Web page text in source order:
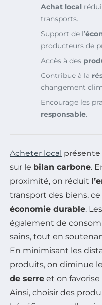
Achat local
transports.
Support de l’
producteurs de
Accès à des
Contribue à la
changement
Encourage les
responsable.
Acheter local
sur le bilan carbone.
proximité, on réduit
transport des biens,
économie durable.
également de
sains, tout en
En minimisant les
produits, on diminue
de serre et on favorise
Ainsi, choisir des